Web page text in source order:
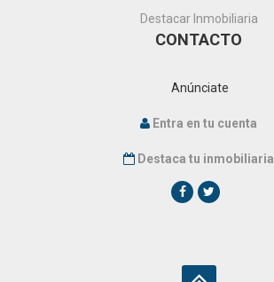
Destacar Inmobiliaria
CONTACTO
Anúnciate
Entra en tu cuenta
Destaca tu inmobiliaria